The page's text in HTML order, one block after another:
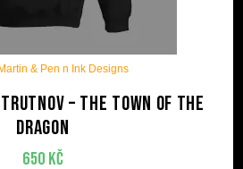
& Pen n Ink Designs
– The Town Of The
Dragon
650 Kč